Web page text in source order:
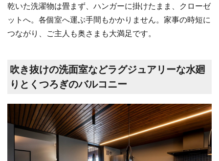
乾いた洗濯物は畳まず、ハンガーに掛けたまま、クローゼ
ットへ。各個室へ運ぶ手間もかかりません。家事の時短に
つながり、ご主人も奥さまも大満足です。
吹き抜けの洗面室などラグジュアリーな水廻
りとくつろぎのバルコニー